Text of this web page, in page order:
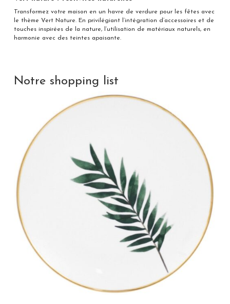
Transformez votre maison en un havre de verdure pour les fêtes avec
le thème Vert Nature. En privilégiant l’intégration d’accessoires et de
touches inspirées de la nature, l’utilisation de matériaux naturels, en
harmonie avec des teintes apaisante.
Notre shopping list